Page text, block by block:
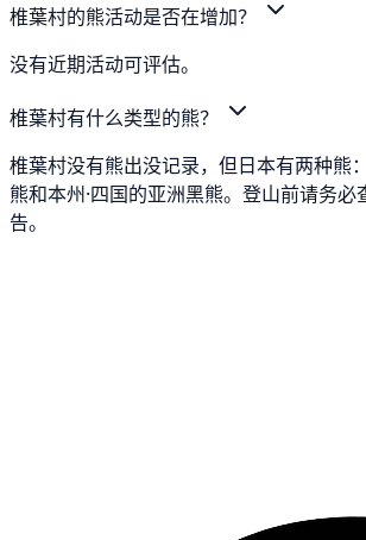
椎葉村的熊活动是否在增加？
没有近期活动可评估。
椎葉村有什么类型的熊？
椎葉村没有熊出没记录，但日本有两种熊
熊和本州·四国的亚洲黑熊。登山前请务必
告。